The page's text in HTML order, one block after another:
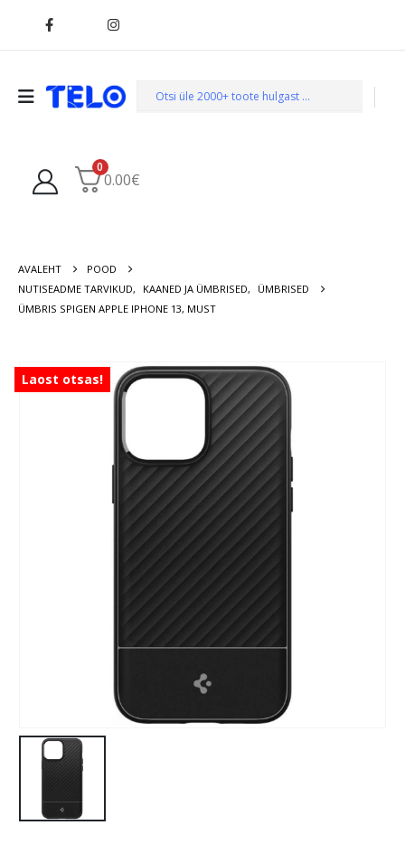
0
0.00€
AVALEHT
POOD
NUTISEADME TARVIKUD, KAANED JA ÜMBRISED,
ÜMBRISED
ÜMBRIS SPIGEN APPLE IPHONE 13, MUST
Laost otsas!